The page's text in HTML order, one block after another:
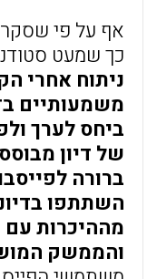
אף על פי
כך שמעט
ניתוח אחרי
משמעותיים
ביחס לערך
של דיון
ברורה
השתתפו
מההיכרות עם
והממשק